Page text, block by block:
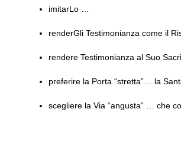
imitarLo …
renderGli Testimonianza come il
rendere Testimonianza al Suo
preferire la Porta “stretta”… la
scegliere la Via “angusta” … che